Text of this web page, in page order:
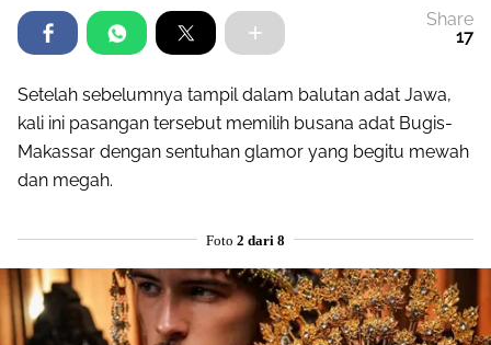
Share
17
Setelah sebelumnya tampil dalam balutan adat Jawa,
kali ini pasangan tersebut memilih busana adat Bugis-
Makassar dengan sentuhan glamor yang begitu mewah
dan megah.
Foto 2 dari 8